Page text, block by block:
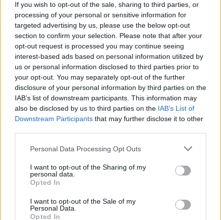
If you wish to opt-out of the sale, sharing to third parties, or
processing of your personal or sensitive information for
targeted advertising by us, please use the below opt-out
section to confirm your selection. Please note that after your
opt-out request is processed you may continue seeing
interest-based ads based on personal information utilized by
us or personal information disclosed to third parties prior to
your opt-out. You may separately opt-out of the further
disclosure of your personal information by third parties on the
IAB’s list of downstream participants. This information may
also be disclosed by us to third parties on the IAB’s List of
Downstream Participants that may further disclose it to other
Please note that this website/app uses one or more Google
not limited to your visit or usage behaviour. You may click to
grant or deny consent to Google and its third-party tags to
use your data for below specified purposes in below Google
consent section.
Personal Data Processing Opt Outs
I want to opt-out of the Sharing of my
personal data.
Opted In
I want to opt-out of the Sale of my
Personal Data.
Opted In
Címkék:kritika **** sony mgm bond forum hungary daniel
craig monica bellucci sam mendes ralph fiennes spectre
columbia christoph waltz ben whishaw lea seydoux spy
movie brit flick dave bautista andrew scott
Ajánlott bejegyzések:
magyar box office: játékháború